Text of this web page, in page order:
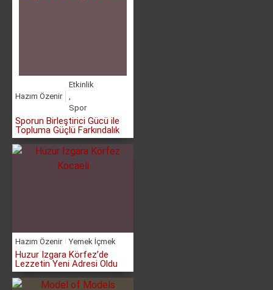
Hazım Özenir
Etkinlik
,
Spor
Sporun Birleştirici Gücü ile
Topluma Güçlü Farkındalık
Hazım Özenir Yemek İçmek
Huzur Izgara Körfez’de
Lezzetin Yeni Adresi Oldu